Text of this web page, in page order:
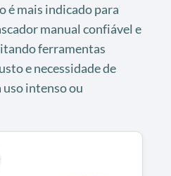
é mais indicado para
manual confiável e
ferramentas
e necessidade de
uso intenso ou